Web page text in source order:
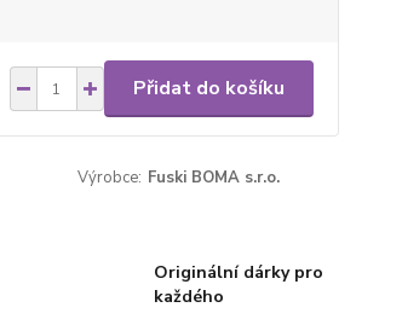
Přidat do košíku
Výrobce: Fuski BOMA s.r.o.
Originální dárky pro
každého